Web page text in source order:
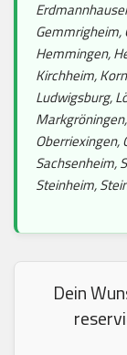
Gemmrigheim,
Hemmingen,
Kirchheim,
Ludwigsburg,
Oberriexingen,
Sachsenheim,
Steinheim,
Dein